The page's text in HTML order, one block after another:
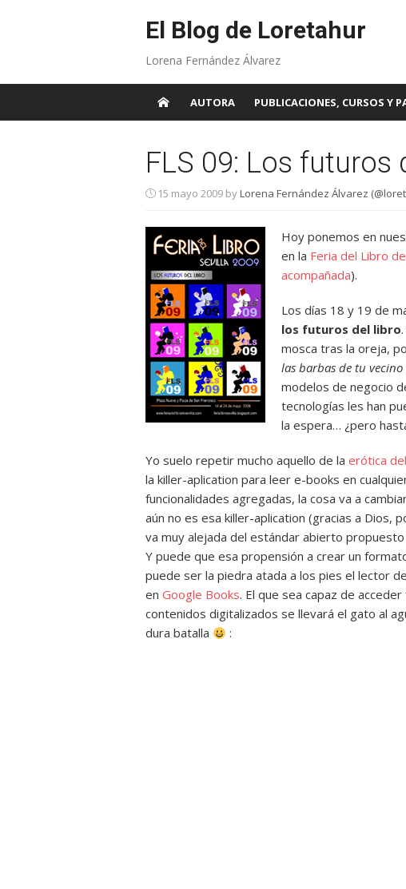
El Blog de Loretahur
Lorena Fernández Álvarez
AUTORA PUBLICACIONES, CURSOS Y
FLS 09: Los futuros
15 mayo 2009 byLorena Fernández Álvarez
Hoy ponemos en
en la Feria del Libro
acompañada).
Los días 18 y 19 de
los futuros del libro
mosca tras la oreja,
las barbas de tu
modelos de negocio
tecnologías les han
la espera… ¿pero
Yo suelo repetir mucho aquello de la erótica
la killer-aplication para leer e-books en
funcionalidades agregadas, la cosa va a
aún no es esa killer-aplication (gracias a Dios,
va muy alejada del estándar abierto propuesto
Y puede que esa propensión a crear un
puede ser la piedra atada a los pies el lector
en Google Books. El que sea capaz de
contenidos digitalizados se llevará el gato al
dura batalla
: